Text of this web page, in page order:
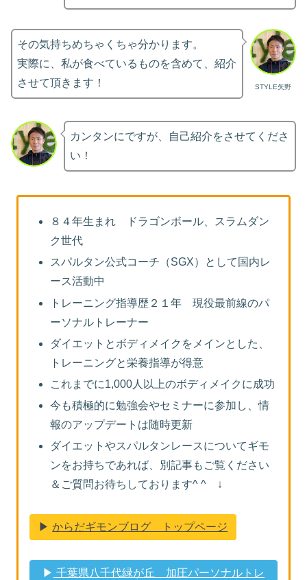
STYLE矢野
その気持ちめちゃくちゃ分かります。
実際に、私が食べているものを含めて、紹介
させて頂きます！
カンタンにですが、自己紹介をさせてくださ
い！
８４年生まれ ドラゴンボール、スラムダン
ク世代
スパルタン公式コーチ（SGX）として国内レ
ース活動中
トレーニング指導歴２１年 現役最前線のパ
ーソナルトレーナー
ダイエットとボディメイクをメインとした、
トレーニングと栄養指導が得意
これまでに1,000人以上のボディメイクに成功
今も積極的に勉強会やセミナーに参加し、情
報のアップデートは随時更新
ダイエットやスパルタンレースについてギモ
ンをお持ちであれば、別記事もご覧ください
＆ご質問お待ちしております^ ^ ↓
▶︎からだギモンブログ トップページ
▶︎ 千葉県八千代緑が丘 加圧パーソナルトレ